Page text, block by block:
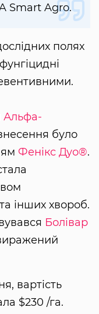
Smart Agro.
полях
Альфа-
було
Фенікс Дуо®.
та інших хвороб.
Болівар
вартість
$230 /га.